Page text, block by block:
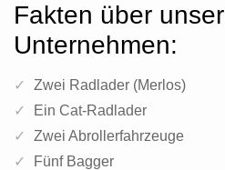
Fakten über unser
Unternehmen:
Zwei Radlader (Merlos)
Ein Cat-Radlader
Zwei Abrollerfahrzeuge
Fünf Bagger